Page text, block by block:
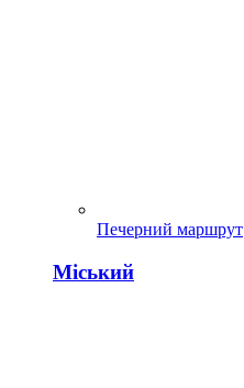
Печерний маршрут
Міський